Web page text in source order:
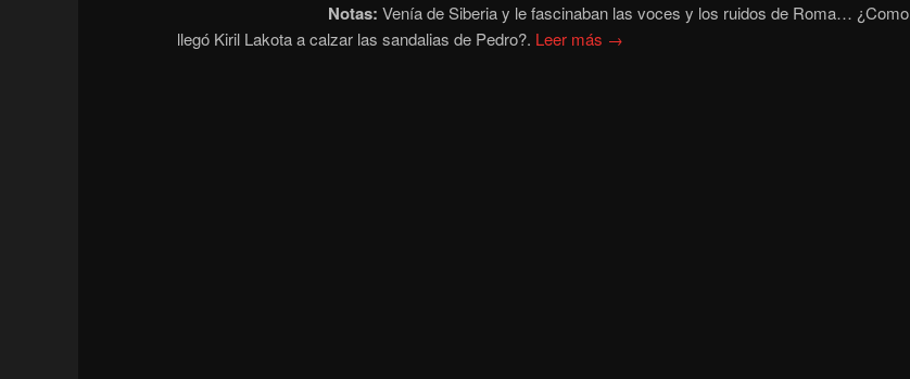
Notas: Venía de Siberia y le fascinaban las voces y los ruidos de Roma… ¿Como
llegó Kiril Lakota a calzar las sandalias de Pedro?. Leer más →